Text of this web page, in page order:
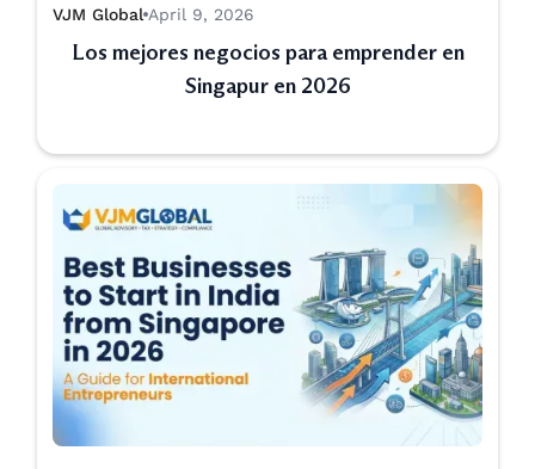
VJM Global April 9, 2026
Los mejores negocios para emprender en
Singapur en 2026